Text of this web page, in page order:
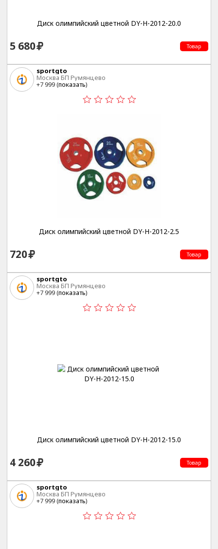
Диск олимпийский цветной DY-H-2012-20.0
5 680 Товар
sportgto
Москва БП Румянцево
+7 999 (показать)
Диск олимпийский цветной DY-H-2012-2.5
720 Товар
sportgto
Москва БП Румянцево
+7 999 (показать)
Диск олимпийский цветной DY-H-2012-15.0
4 260 Товар
sportgto
Москва БП Румянцево
+7 999 (показать)